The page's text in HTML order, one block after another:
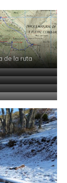
de la ruta